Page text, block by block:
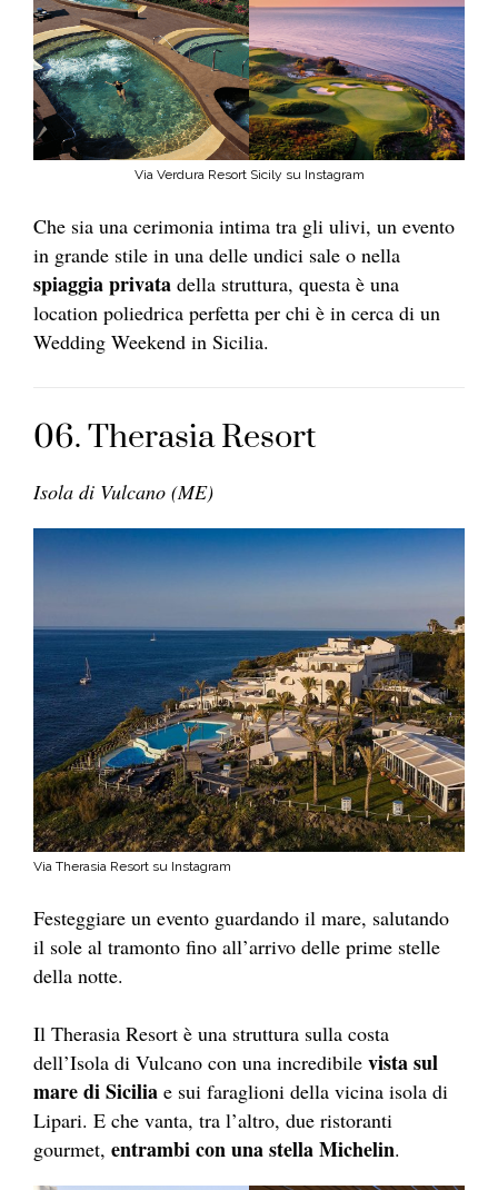
Via Verdura Resort Sicily su Instagram
Che sia una cerimonia intima tra gli ulivi, un evento
in grande stile in una delle undici sale o nella
spiaggia privata della struttura, questa è una
location poliedrica perfetta per chi è in cerca di un
Wedding Weekend in Sicilia.
06. Therasia Resort
Isola di Vulcano (ME)
Via Therasia Resort su Instagram
Festeggiare un evento guardando il mare, salutando
il sole al tramonto fino all’arrivo delle prime stelle
della notte.
Il Therasia Resort è una struttura sulla costa
dell’Isola di Vulcano con una incredibile vista sul
mare di Sicilia e sui faraglioni della vicina isola di
Lipari. E che vanta, tra l’altro, due ristoranti
gourmet, entrambi con una stella Michelin.